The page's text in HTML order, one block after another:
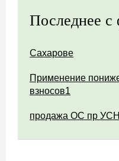
Последнее с
Сахарове
Применение
взносов1
продажа ОС пр УСН